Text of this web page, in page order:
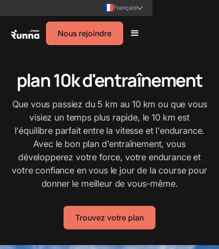
Français
Nous rejoindre
plan 10k d'entraînement
Que vous passiez du 5 km au 10 km ou que vous
visiez un temps plus rapide, le 10 km est
l'équilibre parfait entre la vitesse et l'endurance.
Avec le bon plan d'entraînement, vous
développerez votre force, votre endurance et
votre confiance en vous le jour de la course pour
donner le meilleur de vous-même.
Trouvez votre plan